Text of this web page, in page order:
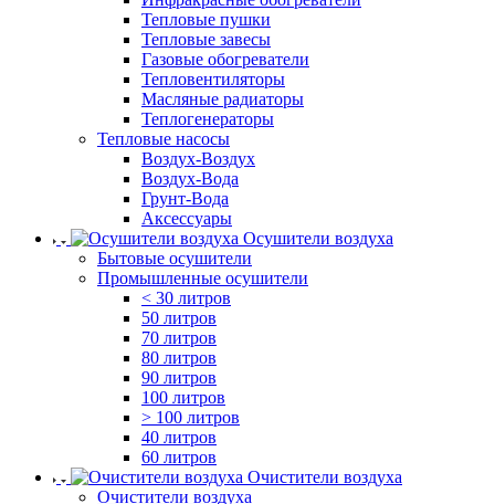
Тепловые пушки
Тепловые завесы
Газовые обогреватели
Тепловентиляторы
Масляные радиаторы
Теплогенераторы
Тепловые насосы
Воздух-Воздух
Воздух-Вода
Грунт-Вода
Аксессуары
Осушители воздуха
Бытовые осушители
Промышленные осушители
< 30 литров
50 литров
70 литров
80 литров
90 литров
100 литров
> 100 литров
40 литров
60 литров
Очистители воздуха
Очистители воздуха